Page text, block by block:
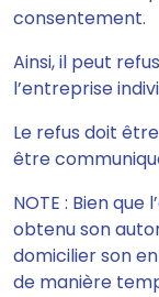
consentement.
Ainsi, il peut
l’entreprise
Le refus doit
être
NOTE : Bien
obtenu son
domicilier son
de manière